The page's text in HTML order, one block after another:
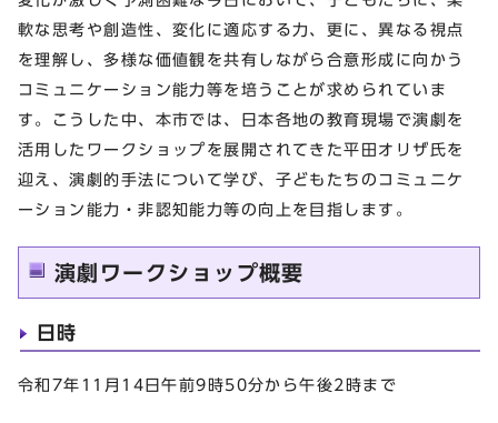
軟な思考や創造性、変化に適応する力、更に、異なる視点
を理解し、多様な価値観を共有しながら合意形成に向かう
コミュニケーション能力等を培うことが求められていま
す。こうした中、本市では、日本各地の教育現場で演劇を
活用したワークショップを展開されてきた平田オリザ氏を
迎え、演劇的手法について学び、子どもたちのコミュニケ
ーション能力・非認知能力等の向上を目指します。
演劇ワークショップ概要
日時
令和7年11月14日午前9時50分から午後2時まで